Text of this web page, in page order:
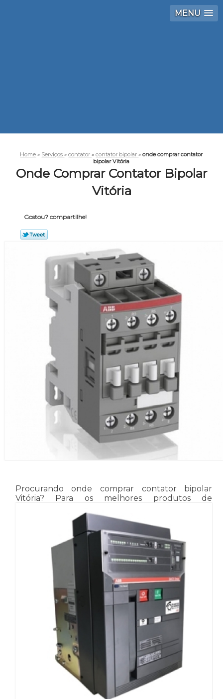
MENU
Home » Serviços»contator»contator bipolar»onde comprar contator
bipolar Vitória
Onde Comprar Contator Bipolar
Vitória
Gostou? compartilhe!
Procurando onde comprar contator bipolar
Vitória? Para os melhores produtos de